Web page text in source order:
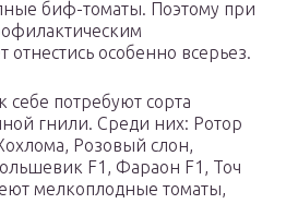
биф-томаты. Поэтому при
отнестись особенно всерьез.
потребуют сорта
гнили. Среди них: Ротор
Розовый слон,
F1, Фараон F1, Точ
мелкоплодные томаты,